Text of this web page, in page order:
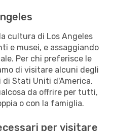
cultura di Los Angeles
e musei, e assaggiando
Per chi preferisce le
di visitare alcuni degli
Stati Uniti d'America.
da offrire per tutti,
o con la famiglia.
per visitare